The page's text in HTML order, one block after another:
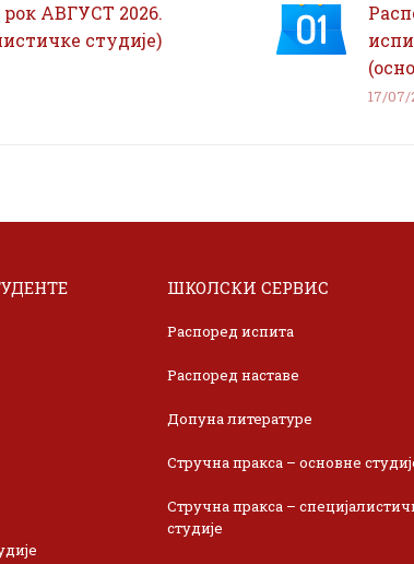
АВГУСТ 2026.
студије)
17/07/
ШКОЛСКИ СЕРВИС
Распоред испита
Распоред наставе
Допуна литературе
Стручна пракса – основне
Стручна пракса –
студије